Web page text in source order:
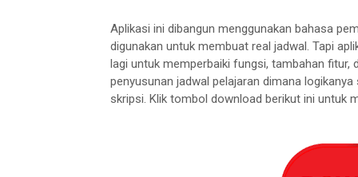
Aplikasi ini dibangun menggunakan bahasa
digunakan untuk membuat real jadwal. Tapi
lagi untuk memperbaiki fungsi, tambahan fitur,
penyusunan jadwal pelajaran dimana
skripsi. Klik tombol download berikut ini untuk